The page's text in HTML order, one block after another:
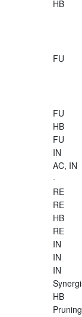
HB
FU
FU
HB
FU
IN
AC, IN
-
RE
RE
HB
RE
IN
IN
IN
HB
Pruning